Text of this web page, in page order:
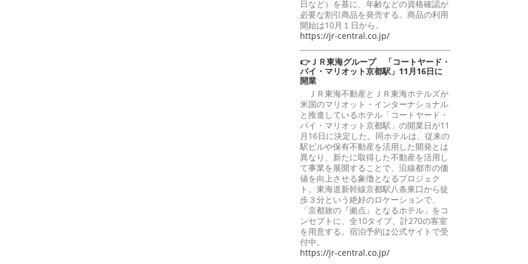
日など）を基に、年齢などの資格確認が
必要な割引商品を発売する。商品の利用
開始は10月１日から。
https://jr-central.co.jp/
👉ＪＲ東海グループ 「コートヤード・
バイ・マリオット京都駅」11月16日に
開業
ＪＲ東海不動産とＪＲ東海ホテルズが
米国のマリオット・インターナショナル
と推進しているホテル「コートヤード・
バイ・マリオット京都駅」の開業日が11
月16日に決定した。同ホテルは、従来の
駅ビルや保有不動産を活用した開発とは
異なり、新たに取得した不動産を活用し
て事業を展開することで、沿線都市の価
値を向上させる象徴となるプロジェク
ト。東海道新幹線京都駅八条東口から徒
歩３分という絶好のロケーションで、
「京都旅の『拠点』となるホテル」をコ
ンセプトに、全10タイプ、計270の客室
を用意する。宿泊予約は公式サイトで受
付中。
https://jr-central.co.jp/